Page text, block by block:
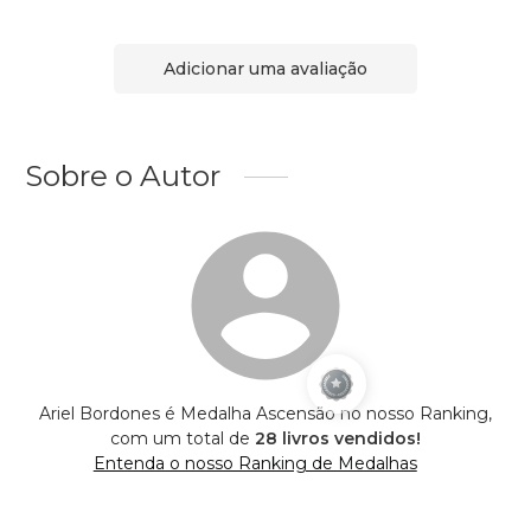
Adicionar uma avaliação
Sobre o Autor
Ariel Bordones é Medalha Ascensão no nosso Ranking,
com um total de 28 livros vendidos!
Entenda o nosso Ranking de Medalhas